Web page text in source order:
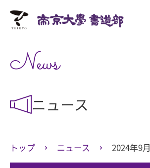
News
ニュース
トップ ニュース 2024年9月